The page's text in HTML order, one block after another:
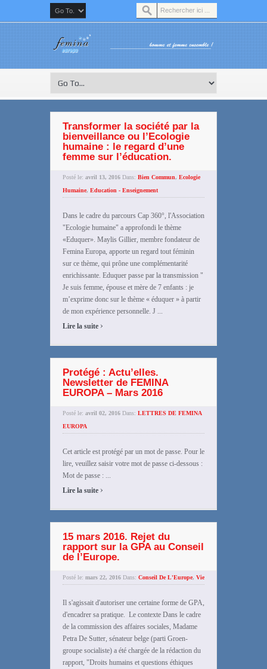
Transformer la société par la
bienveillance ou l’Ecologie
humaine : le regard d’une
femme sur l’éducation.
Posté le: avril 13, 2016 Dans: Bien Commun, Ecologie
Humaine, Education - Enseignement
Dans le cadre du parcours Cap 360°, l'Association
"Ecologie humaine" a approfondi le thème
«Eduquer». Maylis Gillier, membre fondateur de
Femina Europa, apporte un regard tout féminin
sur ce thème, qui prône une complémentarité
enrichissante. Eduquer passe par la transmission "
Je suis femme, épouse et mère de 7 enfants : je
m’exprime donc sur le thème « éduquer » à partir
de mon expérience personnelle. J ...
Lire la suite ›
Protégé : Actu’elles.
Newsletter de FEMINA
EUROPA – Mars 2016
Posté le: avril 02, 2016 Dans: LETTRES DE FEMINA
EUROPA
Cet article est protégé par un mot de passe. Pour le
lire, veuillez saisir votre mot de passe ci-dessous :
Mot de passe : ...
Lire la suite ›
15 mars 2016. Rejet du
rapport sur la GPA au Conseil
de l’Europe.
Posté le: mars 22, 2016 Dans: Conseil De L'Europe, Vie
Il s'agissait d'autoriser une certaine forme de GPA,
d'encadrer sa pratique. Le contexte Dans le cadre
de la commission des affaires sociales, Madame
Petra De Sutter, sénateur belge (parti Groen-
groupe socialiste) a été chargée de la rédaction du
rapport, "Droits humains et questions éthiques